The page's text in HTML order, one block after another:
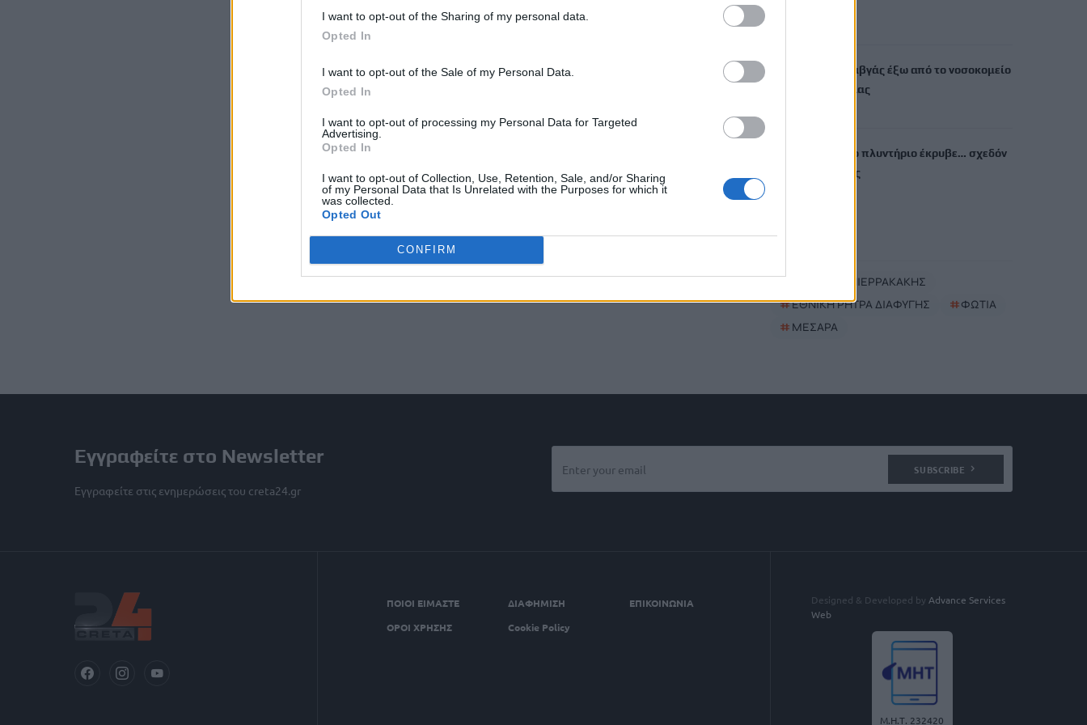
I want to opt-out of the Sharing of my personal data.
Opted In
I want to opt-out of the Sale of my Personal Data.
Opted In
I want to opt-out of processing my Personal Data for Targeted
Advertising.
Opted In
I want to opt-out of Collection, Use, Retention, Sale, and/or Sharing
of my Personal Data that Is Unrelated with the Purposes for which it
was collected.
Opted Out
CONFIRM
Χανιά: Άγριος καβγάς έξω από το νοσοκομείο
– Ένας τραυματίας
Θεσσαλονίκη: Το πλυντήριο έκρυβε… σχεδόν
ένα κιλό ηρωίνης
ΚΥΡΙΑΚΟΣ ΠΙΕΡΡΑΚΑΚΗΣ
#ΕΘΝΙΚΗ ΡΗΤΡΑ ΔΙΑΦΥΓΗΣ #ΦΩΤΙΑ
# ΜΕΣΑΡΑ
Εγγραφείτε στο Newsletter
Εγγραφείτε στις ενημερώσεις του creta24.gr
SUBSCRIBE
ΠΟΙΟΙ ΕΙΜΑΣΤΕ ΔΙΑΦΗΜΙΣΗ
ΕΠΙΚΟΙΝΩΝΙΑ
ΟΡΟΙ ΧΡΗΣΗΣ
Cookie Policy
Designed & Developed by Advance Services
Web
Μ.Η.Τ. 232420